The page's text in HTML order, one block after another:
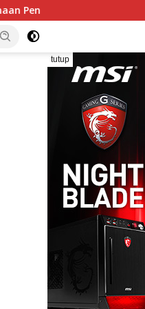
Hak Warga Barito
tutup